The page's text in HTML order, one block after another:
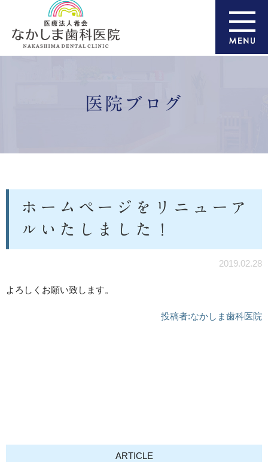
医院ブログ
ホームページをリニューア
ルいたしました！
2019.02.28
よろしくお願い致します。
投稿者:なかしま歯科医院
ARTICLE